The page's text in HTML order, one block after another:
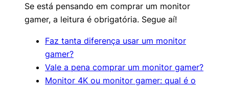
Se está pensando em comprar um monitor
gamer, a leitura é obrigatória. Segue aí!
Faz tanta diferença usar um monitor
gamer?
Vale a pena comprar um monitor gamer?
Monitor 4K ou monitor gamer: qual é o